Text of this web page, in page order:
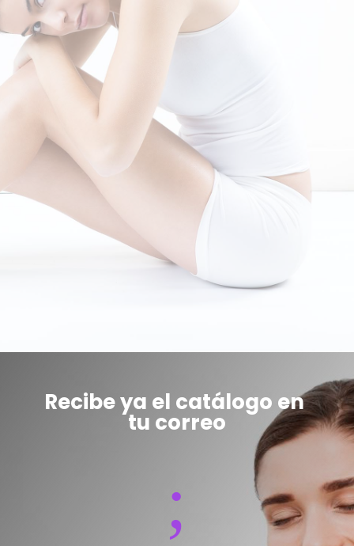
Agenda una cita virtual con
nuestro equipo técnico para
guiarte en tus necesidades.
Obtén disponibilidad
inmediata de los productos que
necesites ¡Somos tu stock en
tiempo real!
Contamos con entregas
programadas en Bogotá.
Recibe ya el catálogo en
tu correo
;